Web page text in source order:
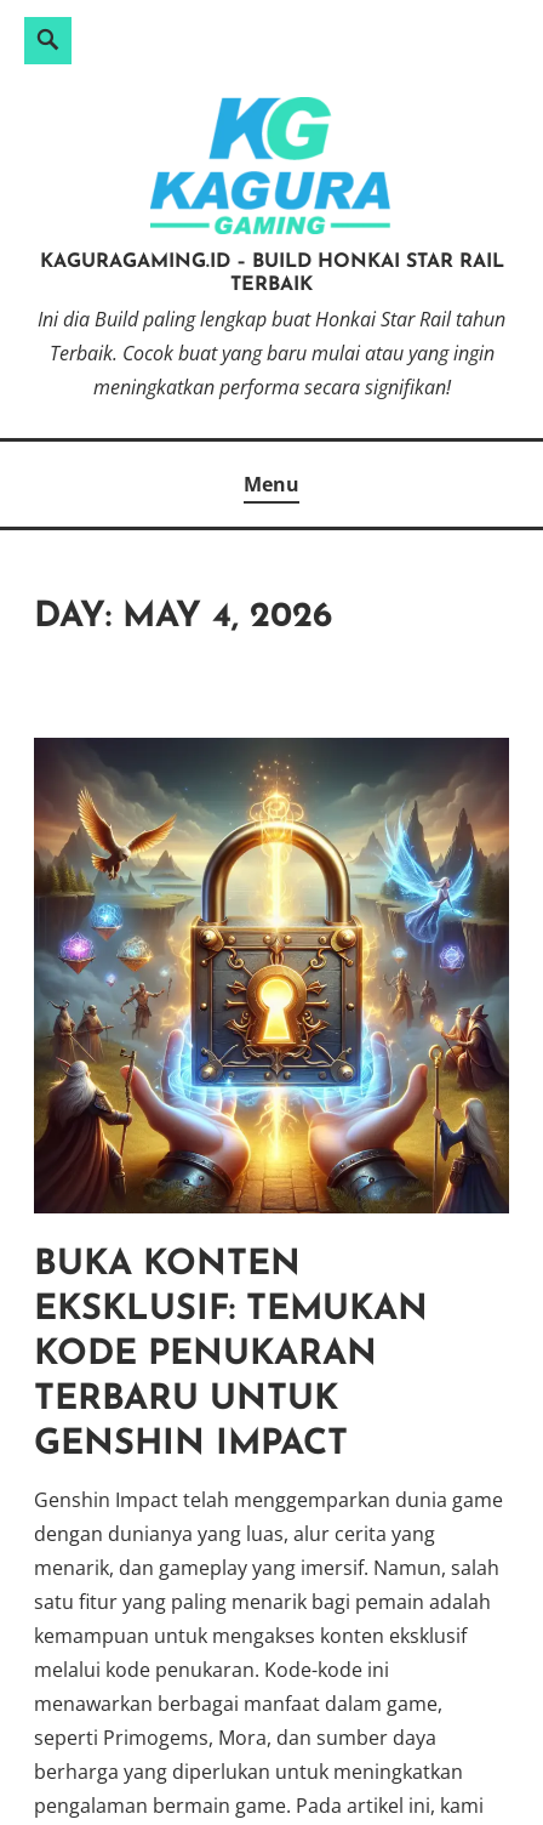
Search
KAGURAGAMING.ID – BUILD HONKAI STAR RAIL
TERBAIK
Ini dia Build paling lengkap buat Honkai Star Rail tahun
Terbaik. Cocok buat yang baru mulai atau yang ingin
meningkatkan performa secara signifikan!
Menu
DAY: MAY 4, 2026
BUKA KONTEN
EKSKLUSIF: TEMUKAN
KODE PENUKARAN
TERBARU UNTUK
GENSHIN IMPACT
Genshin Impact telah menggemparkan dunia game
dengan dunianya yang luas, alur cerita yang
menarik, dan gameplay yang imersif. Namun, salah
satu fitur yang paling menarik bagi pemain adalah
kemampuan untuk mengakses konten eksklusif
melalui kode penukaran. Kode-kode ini
menawarkan berbagai manfaat dalam game,
seperti Primogems, Mora, dan sumber daya
berharga yang diperlukan untuk meningkatkan
pengalaman bermain game. Pada artikel ini, kami